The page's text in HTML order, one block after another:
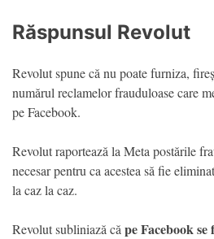
Răspunsul Revolut
Revolut spune că nu poate furniza,
numărul reclamelor frauduloase care
pe Facebook.
Revolut raportează la Meta postările
necesar pentru ca acestea să fie
la caz la caz.
Revolut subliniază că peFacebook